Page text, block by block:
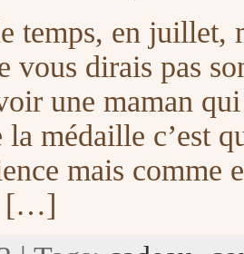
temps, en juillet,
vous dirais pas
une maman
la médaille c’est
mais comme
[…]